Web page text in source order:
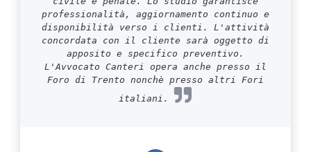
professionalità, aggiornamento continuo e
disponibilità verso i clienti. L'attività
concordata con il cliente sarà oggetto di
apposito e specifico preventivo.
L'Avvocato Canteri opera anche presso il
Foro di Trento nonchè presso altri Fori
italiani.